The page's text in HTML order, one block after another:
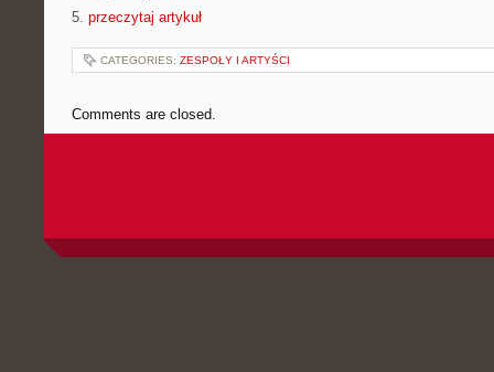
5. przeczytaj artykuł
CATEGORIES: ZESPOŁY I ARTYŚCI
Comments are closed.